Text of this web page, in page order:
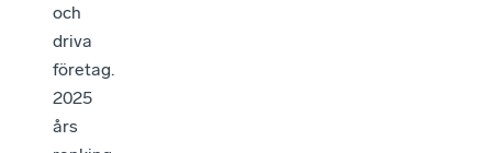
och
driva
företag.
2025
års